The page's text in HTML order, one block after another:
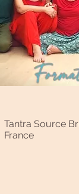
Tantra Source
France